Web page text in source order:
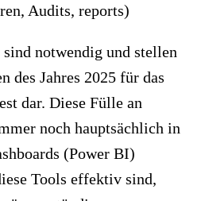
Audits, reports)
notwendig und stellen
des Jahres 2025 für das
dar. Diese Fülle an
noch hauptsächlich in
(Power BI)
Tools effektiv sind,